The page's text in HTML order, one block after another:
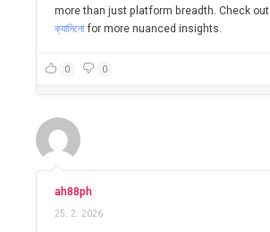
more than just platform breadth. Check out
ক্যাসিনোfor more nuanced insights.
0 0
ah88ph
25. 2. 2026